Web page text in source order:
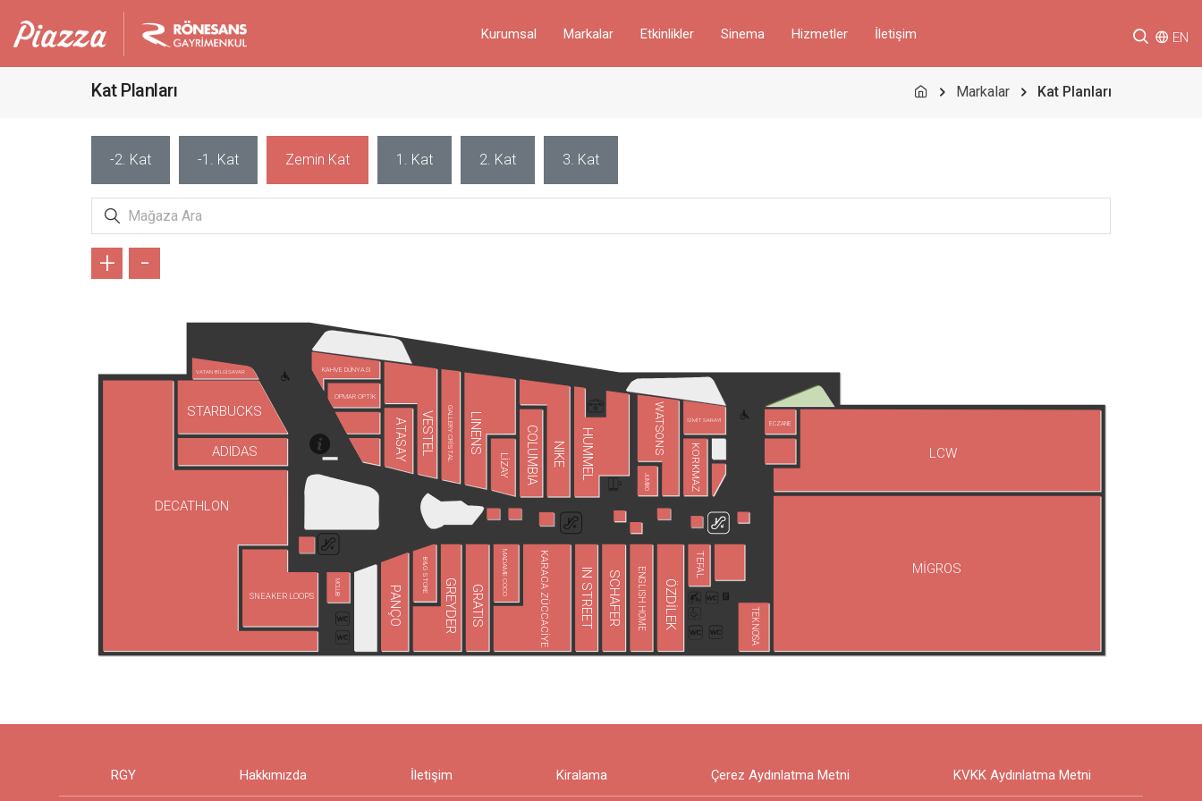
Kurumsal Markalar Etkinlikler Sinema Hizmetler İletişim EN
Kat Planları Markalar Kat Planları
-2. Kat -1. Kat Zemin Kat 1. Kat 2. Kat 3. Kat
ADIDAS ATASAY
B&G STORE
COLUMBIA
DECATHLON
ECZANE
ENGLISH HOME
GALLERY CRİSTAL
GRATIS
GREYDER
HUMMEL
JUMBO
KAHVE DÜNYASI
KARACA ZÜCCACİYE
KORKMAZ LCW
LINENS
LİZAY
MADAME COCO MİGROS
NIKE
OPMAR OPTİK
ÖZDİLEK
PANÇO SCHAFER
SİMİT SARAYI
SNEAKER LOOPS
STARBUCKS
TEFAL
VATAN BİLGİSAYAR
VESTEL WATSONS
IN STREET TEKNOSA
MCLUB
+ -
RGY Hakkımızda İletişim Kiralama Çerez Aydınlatma Metni KVKK Aydınlatma Metni